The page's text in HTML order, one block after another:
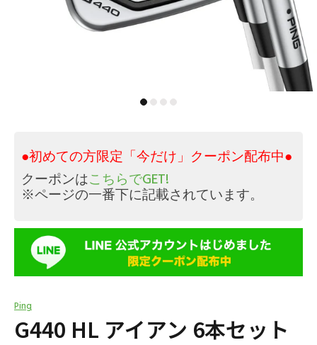
●初めての方限定「今だけ」クーポン配布中●
クーポンはこちらでGET!
※ページの一番下に記載されています。
Ping
G440 HL アイアン 6本セット